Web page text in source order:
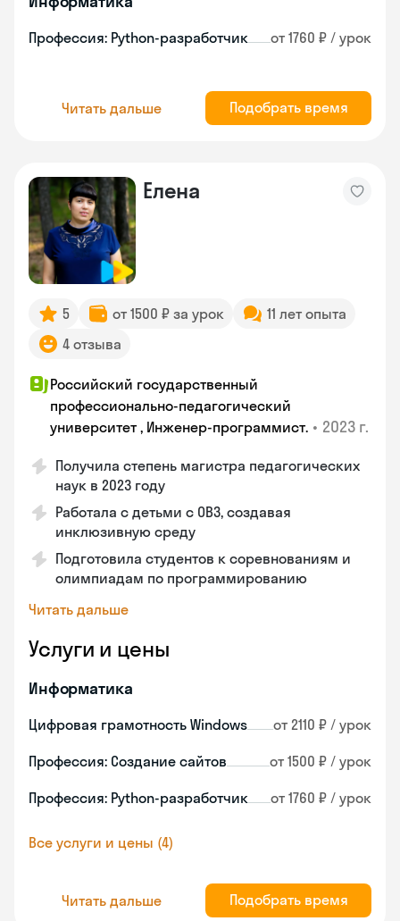
Профессия: Python-разработчик от 1760 ₽ / урок
Читать дальше Подобрать время
Елена
5 от 1500 ₽ за урок
11 лет опыта
4 отзыва
Российский государственный
профессионально-педагогический
университет , Инженер-программист. • 2023 г.
Получила степень магистра педагогических
наук в 2023 году
Работала с детьми с ОВЗ, создавая
инклюзивную среду
Подготовила студентов к соревнованиям и
олимпиадам по программированию
Читать дальше
Услуги и цены
Информатика
Цифровая грамотность Windows от 2110 ₽ / урок
Профессия: Создание сайтов от 1500 ₽ / урок
Профессия: Python-разработчик от 1760 ₽ / урок
Все услуги и цены (4)
Читать дальше Подобрать время